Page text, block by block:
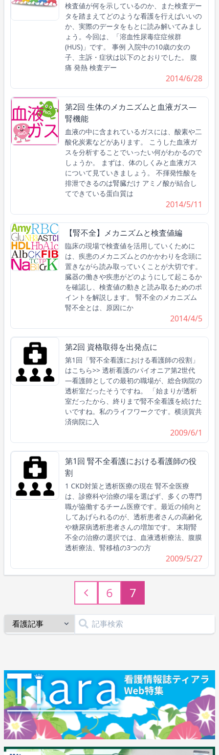
検査値が何を示しているのか、また検査デー
タを踏まえてどのような看護を行えばいいの
か、実際のデータをもとに読み解いてみまし
ょう。今回は、「溶血性尿毒症症候群
(HUS)」です。 事例 入院中の10歳の女の
子、主訴・症状は以下のとおりでした。 腹
痛 発熱 検査デー
2014/6/28
第2回 生体のメカニズムと血液ガス―
腎機能
血液の中に含まれているガスには、酸素や二
酸化炭素などがあります。 こうした血液ガ
スを分析することでいったい何がわかるので
しょうか。 まずは、体のしくみと血液ガス
について見ていきましょう。 不揮発性酸を
排泄できるのは腎臓だけ アミノ酸が結合し
てできている蛋白質は
2014/5/11
【腎不全】メカニズムと検査値編
臨床の現場で検査値を活用していくために
は、疾患のメカニズムとのかかわりを念頭に
置きながら読み取っていくことが大切です。
臓器の働きや疾患がどのようにして起こるか
を確認し、検査値の動きと読み取るためのポ
イントを解説します。 腎不全のメカニズム
腎不全とは、原因にか
2014/4/5
第2回 資格取得を出発点に
第1回「腎不全看護における看護師の役割」
はこちら>> 透析看護のパイオニア第2世代
―看護師としての最初の職場が、総合病院の
透析室だったそうですね。 「始まりが透析
室だったから、終りまで腎不全看護を続けた
いですね。私のライフワークです。横須賀共
済病院に入
2009/6/1
第1回 腎不全看護における看護師の役
割
1 CKD対策と透析医療の現在 腎不全医療
は、診療科や治療の場を選ばず、多くの専門
職が協働するチーム医療です。最近の傾向と
してあげられるのが、透析患者さんの高齢化
や糖尿病透析患者さんの増加です。 末期腎
不全の治療の選択では、血液透析療法、腹膜
透析療法、腎移植の3つの方
2009/5/27
6 7